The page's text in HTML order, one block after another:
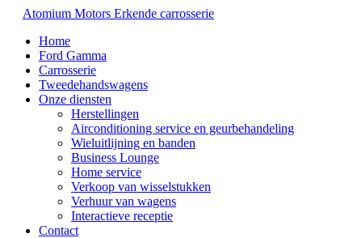
Atomium Motors Erkende carrosserie
Home
Ford Gamma
Carrosserie
Tweedehandswagens
Onze diensten
Herstellingen
Airconditioning service en geurbehandeling
Wieluitlijning en banden
Business Lounge
Home service
Verkoop van wisselstukken
Verhuur van wagens
Interactieve receptie
Contact